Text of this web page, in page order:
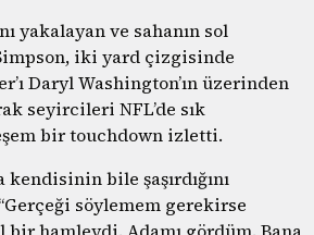
yakalayan ve sahanın sol
iki yard çizgisinde
Daryl Washington’ın üzerinden
seyircileri NFL’de sık
bir touchdown izletti.
kendisinin bile şaşırdığını
söylemem gerekirse